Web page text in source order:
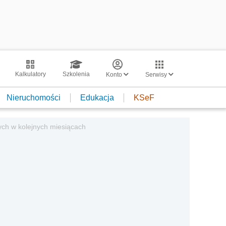
Kalkulatory Szkolenia Konto Serwisy
Nieruchomości Edukacja KSeF
w kolejnych miesiącach